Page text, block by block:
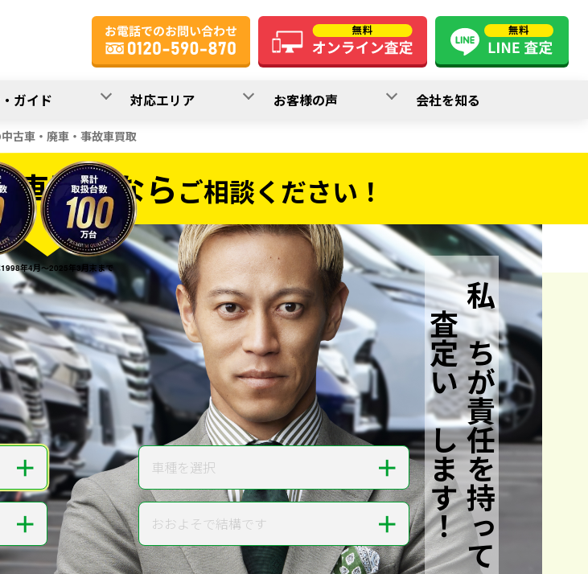
ガイド 対応エリア お客様の声 会社を知る
古車・廃車・事故車買取
年4月～2025年3月末まで
私たちが責任を持って
査定いたします！
車買取ならご相談ください！
で入力完了！
カンタンWeb査定
お車を丁寧に査定いたします
＋ 車種 車種を選択 ＋
＋ 走行距離 おおよそで結構です ＋